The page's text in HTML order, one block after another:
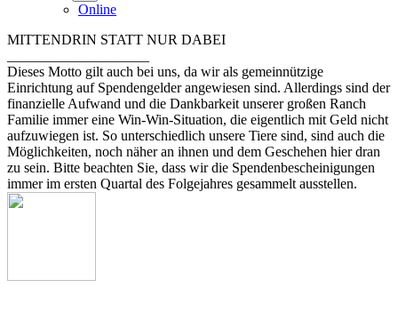
Online
MITTENDRIN STATT NUR DABEI
Dieses Motto gilt auch bei uns, da wir als gemeinnützige
Einrichtung auf Spendengelder angewiesen sind. Allerdings sind der
finanzielle Aufwand und die Dankbarkeit unserer großen Ranch
Familie immer eine Win-Win-Situation, die eigentlich mit Geld nicht
aufzuwiegen ist. So unterschiedlich unsere Tiere sind, sind auch die
Möglichkeiten, noch näher an ihnen und dem Geschehen hier dran
zu sein. Bitte beachten Sie, dass wir die Spendenbescheinigungen
immer im ersten Quartal des Folgejahres gesammelt ausstellen.